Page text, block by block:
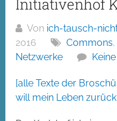
Initiativenhof
Von ich-tausch-
2016
Commons,
Netzwerke
[alle Texte der
will mein Leben